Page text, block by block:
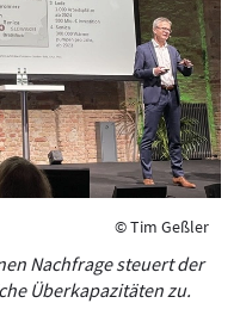
© Tim Geßler
Nachfrage steuert der
Überkapazitäten zu.